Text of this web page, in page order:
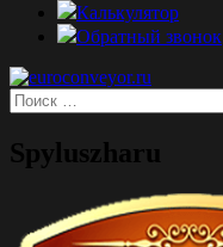
Калькулятор
Обратный звонок
Spyluszharu